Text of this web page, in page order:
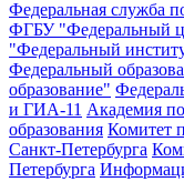
Федеральная служба
ФГБУ "Федеральный
"Федеральный
Федеральный
образование"
и ГИА-11 Академия
образования Комитет
Санкт-Петербурга
Петербурга